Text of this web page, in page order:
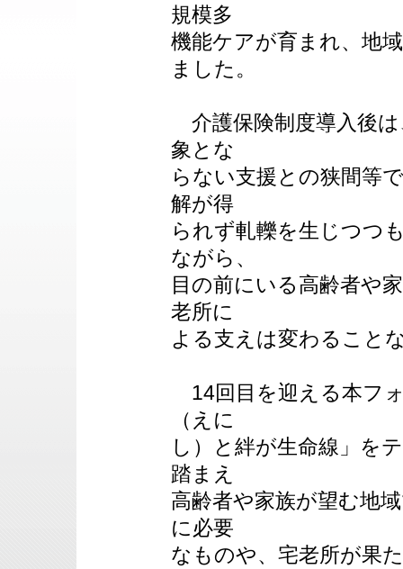
規模多
機能ケアが育まれ、地
ました。
介護保険制度導入後
象とな
らない支援との狭間等
解が得
られず軋轢を生じつつ
ながら、
目の前にいる高齢者や
老所に
よる支えは変わること
14回目を迎える本フ
（えに
し）と絆が生命線」を
踏まえ
高齢者や家族が望む地
に必要
なものや、宅老所が果